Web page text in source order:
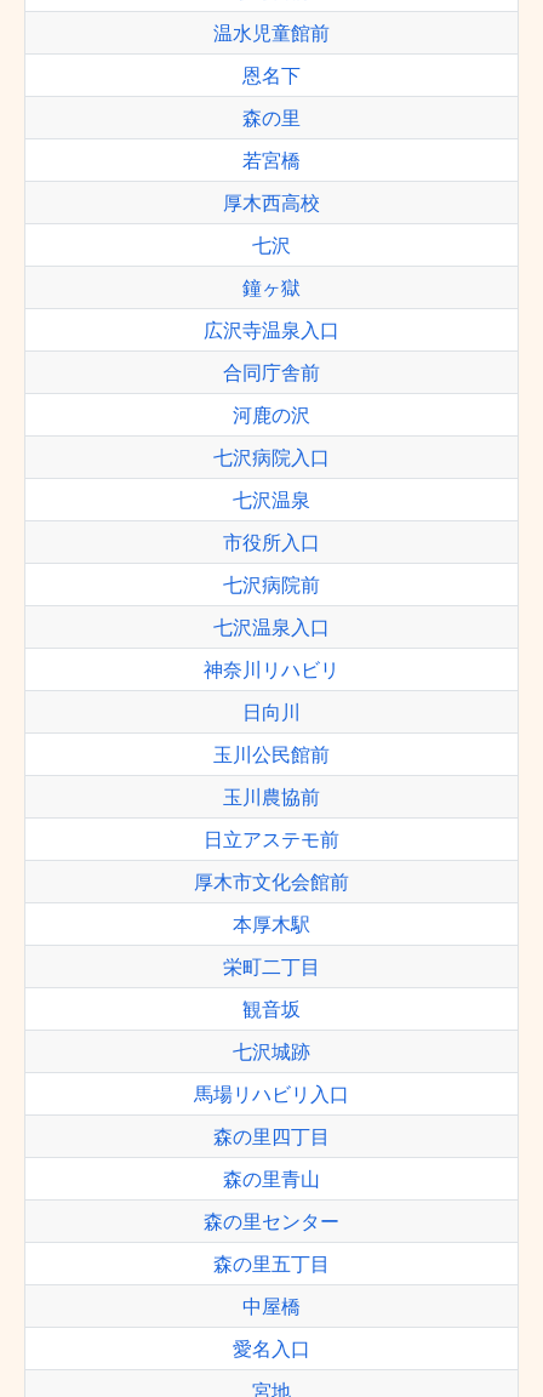
温水児童館前
恩名下
森の里
若宮橋
厚木西高校
七沢
鐘ヶ獄
広沢寺温泉入口
合同庁舎前
河鹿の沢
七沢病院入口
七沢温泉
市役所入口
七沢病院前
七沢温泉入口
神奈川リハビリ
日向川
玉川公民館前
玉川農協前
日立アステモ前
厚木市文化会館前
本厚木駅
栄町二丁目
観音坂
七沢城跡
馬場リハビリ入口
森の里四丁目
森の里青山
森の里センター
森の里五丁目
中屋橋
愛名入口
宮地